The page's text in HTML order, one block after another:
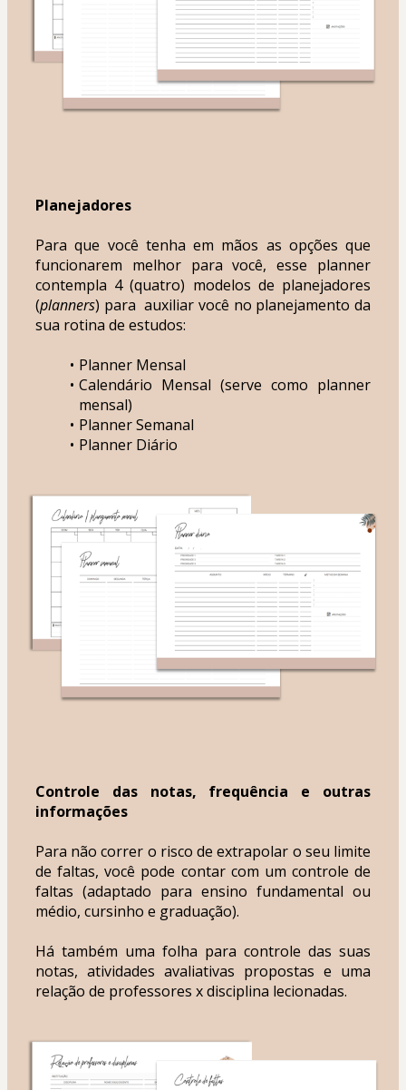
Planejadores
Para que você tenha em mãos as opções que
funcionarem melhor para você, esse planner
contempla 4 (quatro) modelos de planejadores
(planners) para  auxiliar você no planejamento da
sua rotina de estudos:
Planner Mensal
Calendário Mensal (serve como planner
mensal)
Planner Semanal
Planner Diário
Controle das notas, frequência e outras
informações
Para não correr o risco de extrapolar o seu limite
de faltas, você pode contar com um controle de
faltas (adaptado para ensino fundamental ou
médio, cursinho e graduação).
Há também uma folha para controle das suas
notas, atividades avaliativas propostas e uma
relação de professores x disciplina lecionadas.